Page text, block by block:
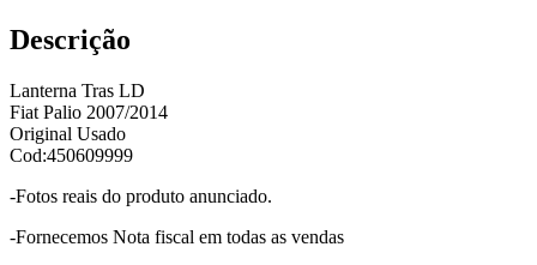
Descrição
Lanterna Tras LD
Fiat Palio 2007/2014
Original Usado
Cod:450609999
-Fotos reais do produto anunciado.
-Fornecemos Nota fiscal em todas as vendas